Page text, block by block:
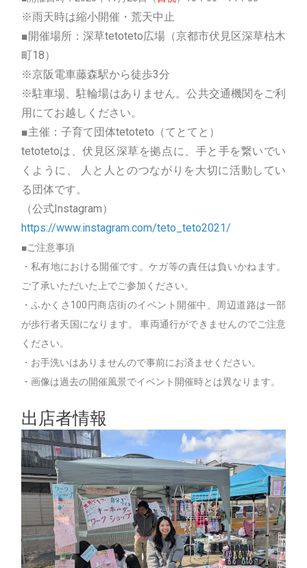
※雨天時は縮小開催・荒天中止
■開催場所：深草tetoteto広場（京都市伏見区深草枯木
町18）
※京阪電車藤森駅から徒歩3分
※駐車場、駐輪場はありません。公共交通機関をご利
用にてお越しください。
■主催：子育て団体tetoteto（てとてと）
tetotetoは、伏見区深草を拠点に、手と手を繋いでい
くように、 人と人とのつながりを大切に活動してい
る団体です。
（公式Instagram）
https://www.instagram.com/teto_teto2021/
■ご注意事項
・私有地における開催です。ケガ等の責任は負いかねます。
ご了承いただいた上でご参加ください。
・ふかくさ100円商店街のイベント開催中、周辺道路は一部
が歩行者天国になります。 車両通行ができませんのでご注意
ください。
・お手洗いはありませんので事前にお済ませください。
・画像は過去の開催風景でイベント開催時とは異なります。
出店者情報